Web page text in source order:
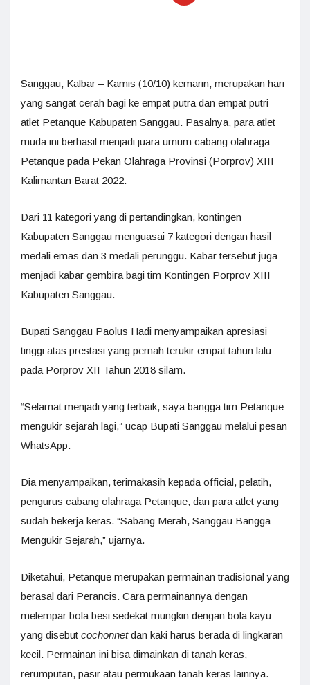
Sanggau, Kalbar – Kamis (10/10) kemarin, merupakan hari
yang sangat cerah bagi ke empat putra dan empat putri
atlet Petanque Kabupaten Sanggau. Pasalnya, para atlet
muda ini berhasil menjadi juara umum cabang olahraga
Petanque pada Pekan Olahraga Provinsi (Porprov) XIII
Kalimantan Barat 2022.
Dari 11 kategori yang di pertandingkan, kontingen
Kabupaten Sanggau menguasai 7 kategori dengan hasil
medali emas dan 3 medali perunggu. Kabar tersebut juga
menjadi kabar gembira bagi tim Kontingen Porprov XIII
Kabupaten Sanggau.
Bupati Sanggau Paolus Hadi menyampaikan apresiasi
tinggi atas prestasi yang pernah terukir empat tahun lalu
pada Porprov XII Tahun 2018 silam.
“Selamat menjadi yang terbaik, saya bangga tim Petanque
mengukir sejarah lagi,” ucap Bupati Sanggau melalui pesan
WhatsApp.
Dia menyampaikan, terimakasih kepada official, pelatih,
pengurus cabang olahraga Petanque, dan para atlet yang
sudah bekerja keras. “Sabang Merah, Sanggau Bangga
Mengukir Sejarah,” ujarnya.
Diketahui, Petanque merupakan permainan tradisional yang
berasal dari Perancis. Cara permainannya dengan
melempar bola besi sedekat mungkin dengan bola kayu
yang disebut cochonnetdan kaki harus berada di lingkaran
kecil. Permainan ini bisa dimainkan di tanah keras,
rerumputan, pasir atau permukaan tanah keras lainnya.